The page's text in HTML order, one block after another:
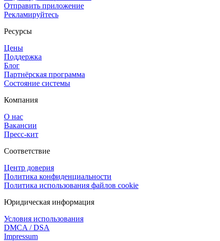
Отправить приложение
Рекламируйтесь
Ресурсы
Цены
Поддержка
Блог
Партнёрская программа
Состояние системы
Компания
О нас
Вакансии
Пресс-кит
Соответствие
Центр доверия
Политика конфиденциальности
Политика использования файлов cookie
Юридическая информация
Условия использования
DMCA / DSA
Impressum